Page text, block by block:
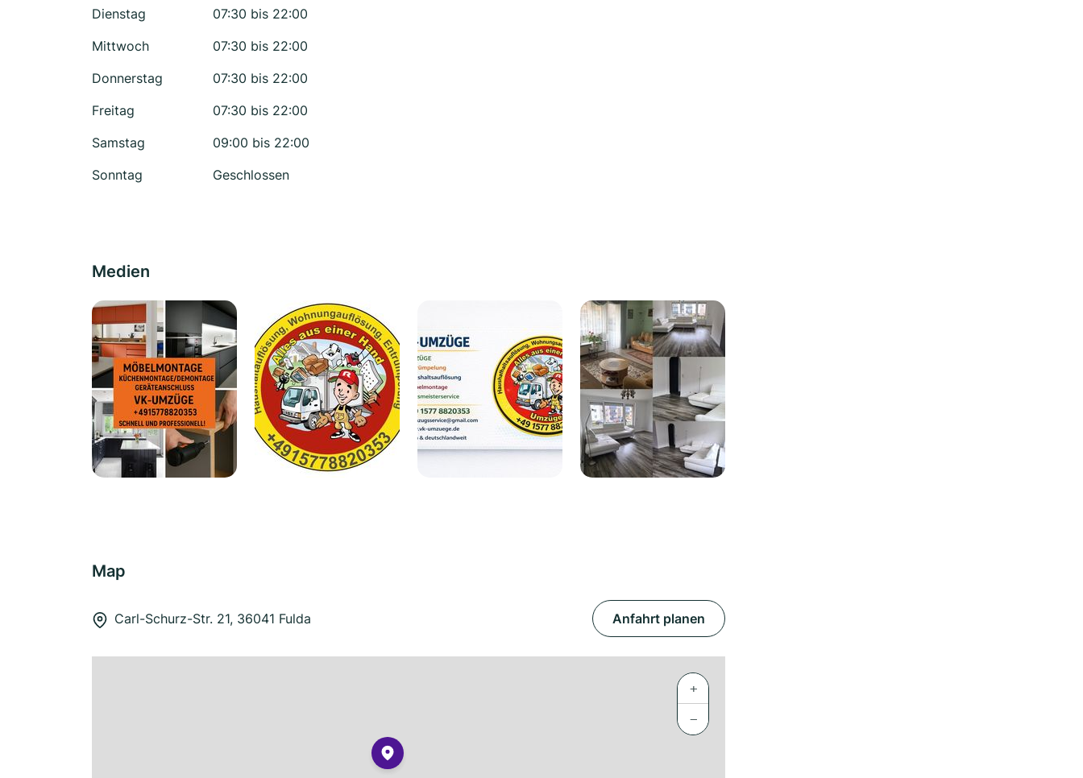
Dienstag
07:30 bis 22:00
Mittwoch
07:30 bis 22:00
Donnerstag
07:30 bis 22:00
Freitag
07:30 bis 22:00
Samstag
09:00 bis 22:00
Sonntag
Geschlossen
Medien
Map
Carl-Schurz-Str. 21, 36041 Fulda Anfahrt planen
+
−